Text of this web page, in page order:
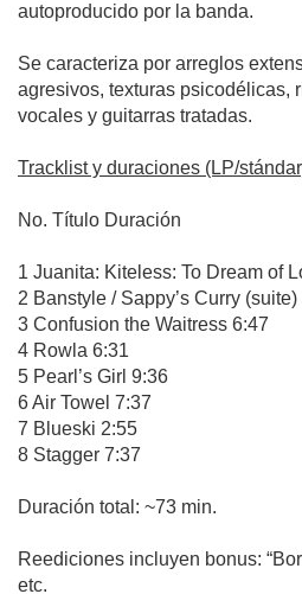
autoproducido por la banda.
Se caracteriza por arreglos
agresivos, texturas psicodélicas,
vocales y guitarras tratadas.
Tracklist y duraciones (LP/
No. Título Duración
1 Juanita: Kiteless: To Dream of
2 Banstyle / Sappy’s Curry (suite)
3 Confusion the Waitress 6:47
4 Rowla 6:31
5 Pearl’s Girl 9:36
6 Air Towel 7:37
7 Blueski 2:55
8 Stagger 7:37
Duración total: ~73 min.
Reediciones incluyen bonus:
etc.